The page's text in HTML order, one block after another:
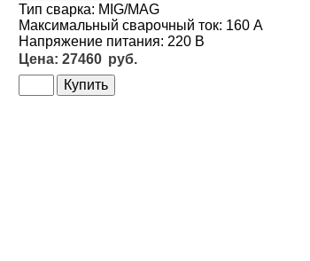
Тип сварка: MIG/MAG
Максимальный сварочный ток: 160 А
Напряжение питания: 220 В
27460